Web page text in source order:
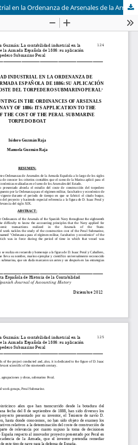
La contabilidad industrial en la Ordenanza de Arsenales de la Armada Española de 1886